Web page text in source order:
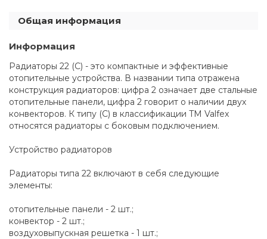
Общая информация
Информация
Радиаторы 22 (C) - это компактные и эффективные
отопительные устройства. В названии типа отражена
конструкция радиаторов: цифра 2 означает две стальные
отопительные панели, цифра 2 говорит о наличии двух
конвекторов. К типу (C) в классификации TM Valfex
относятся радиаторы с боковым подключением.
Устройство радиаторов
Радиаторы типа 22 включают в себя следующие
элементы:
отопительные панели - 2 шт.;
конвектор - 2 шт.;
воздуховыпускная решетка - 1 шт.;